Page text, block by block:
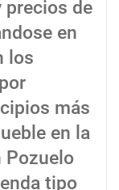
precios de
en
los
más
en la
Pozuelo
tipo